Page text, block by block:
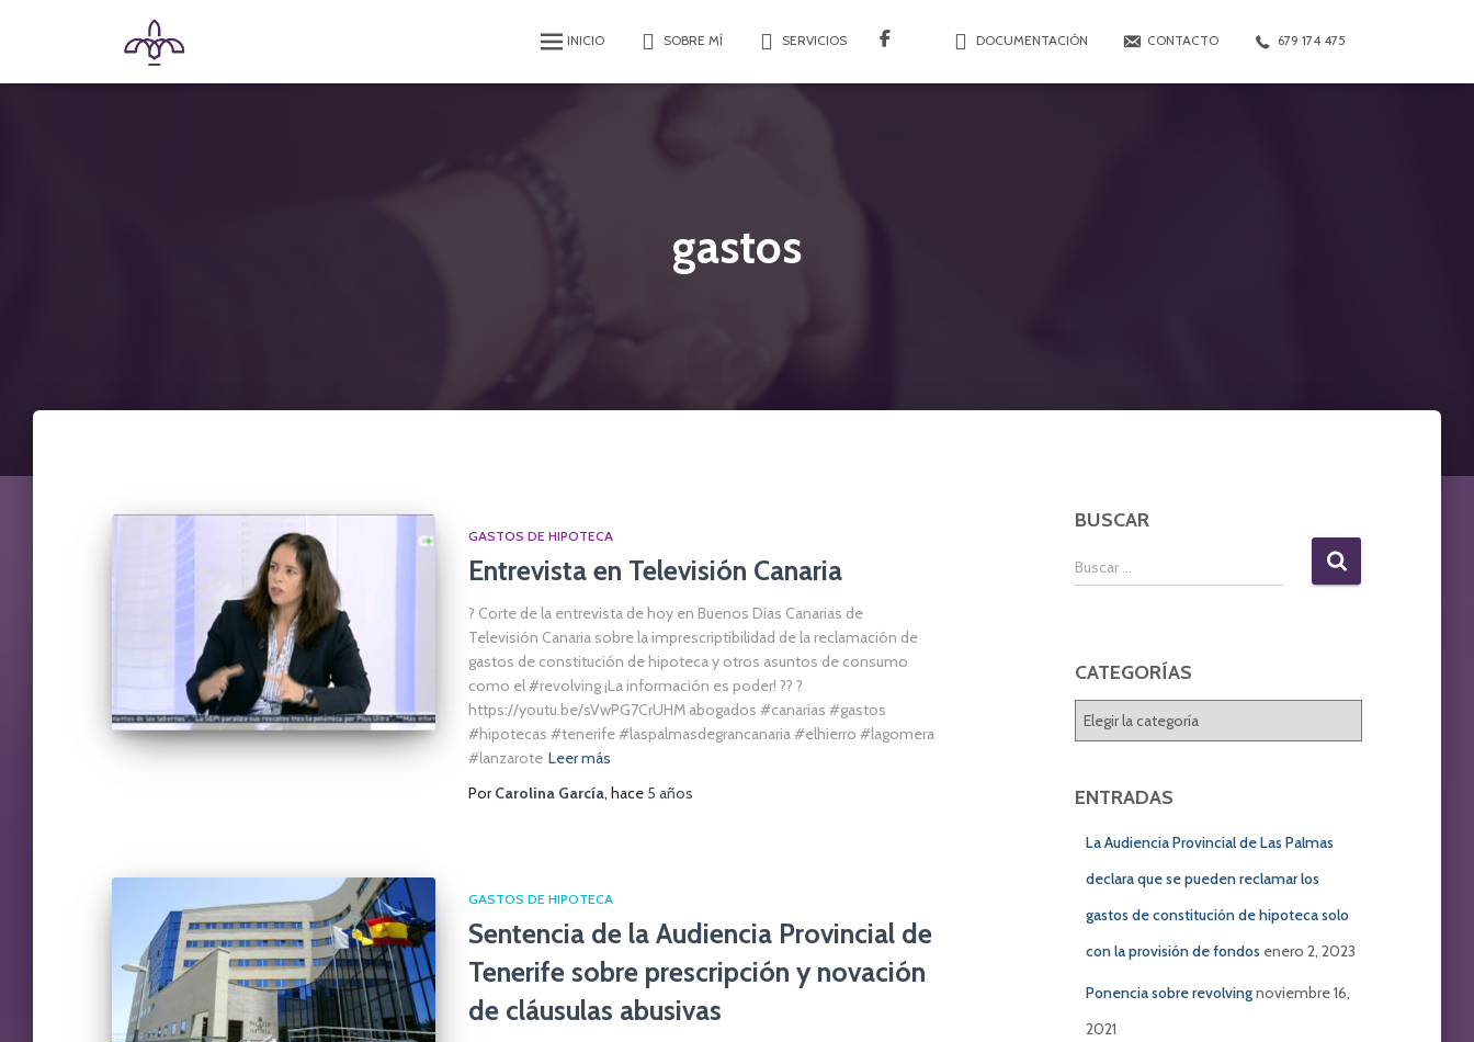
INICIO SOBRE MÍ SERVICIOS DOCUMENTACIÓN CONTACTO 679 174 475
gastos
GASTOS DE HIPOTECA
Entrevista en Televisión Canaria
? Corte de la entrevista de hoy en Buenos Días Canarias de
Televisión Canaria sobre la imprescriptibilidad de la reclamación de
gastos de constitución de hipoteca y otros asuntos de consumo
como el #revolving ¡La información es poder! ?? ?
https://youtu.be/sVwPG7CrUHM abogados #canarias #gastos
#hipotecas #tenerife #laspalmasdegrancanaria #elhierro #lagomera
#lanzarote Leer más
PorCarolina García, hace 5 años
GASTOS DE HIPOTECA
Sentencia de la Audiencia Provincial de
Tenerife sobre prescripción y novación
de cláusulas abusivas
BUSCAR
B
u
r
:
Buscar …
CATEGORÍAS
G
ENTRADAS
La Audiencia Provincial de Las Palmas
declara que se pueden reclamar los
gastos de constitución de hipoteca solo
con la provisión de fondos enero 2, 2023
Ponencia sobre revolvingnoviembre 16,
2021